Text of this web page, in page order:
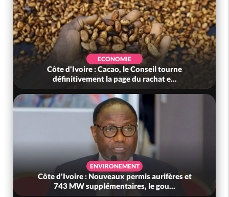
ECONOMIE
Côte d'Ivoire : Cacao, le Conseil tourne
définitivement la page du rachat e...
ENVIRONEMENT
Côte d'Ivoire : Nouveaux permis aurifères et
743 MW supplémentaires, le gou...